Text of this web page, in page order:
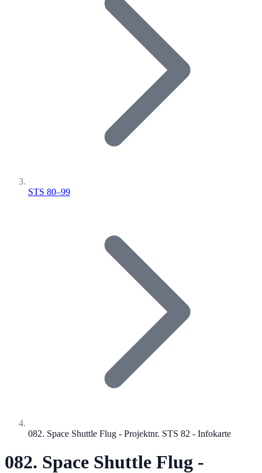
STS 80–99
082. Space Shuttle Flug - Projektnr. STS 82 - Infokarte
082. Space Shuttle Flug -